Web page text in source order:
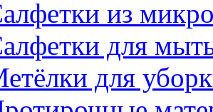
из
для
для